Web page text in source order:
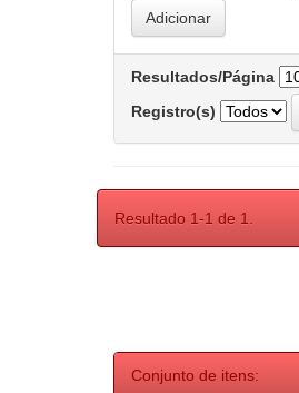
Resultados/Página
Registro(s)
Resultado 1-1 de 1.
Conjunto de itens: